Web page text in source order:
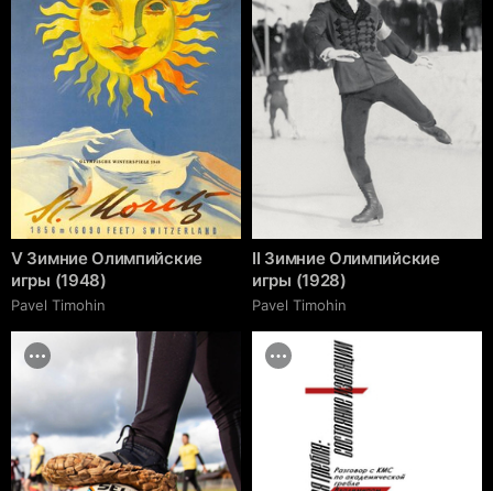
V Зимние Олимпийские
игры (1948)
Pavel Timohin
II Зимние Олимпийские
игры (1928)
Pavel Timohin